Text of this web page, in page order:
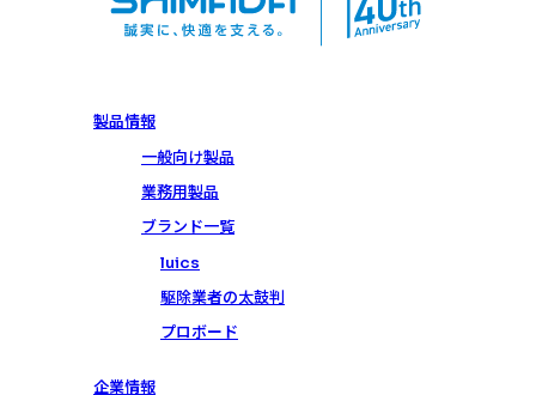
製品情報
一般向け製品
業務用製品
ブランド一覧
luics
駆除業者の太鼓判
プロボード
企業情報